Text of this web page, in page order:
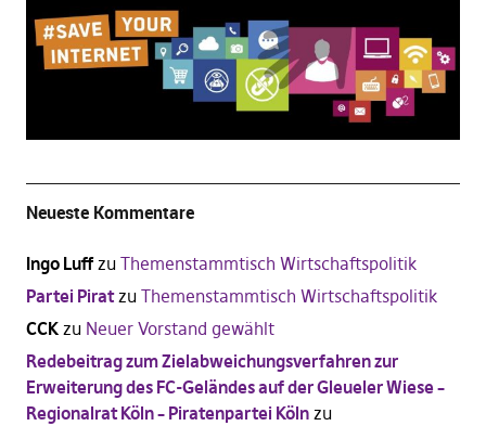
Neueste Kommentare
Ingo Luffzu Themenstammtisch Wirtschaftspolitik
Partei Piratzu Themenstammtisch Wirtschaftspolitik
CCKzu Neuer Vorstand gewählt
Redebeitrag zum Zielabweichungsverfahren zur
Erweiterung des FC-Geländes auf der Gleueler Wiese –
Regionalrat Köln – Piratenpartei Kölnzu